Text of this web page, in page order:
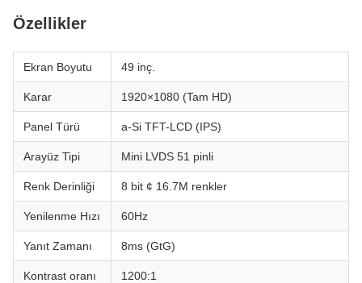
Özellikler
Ekran Boyutu 49 inç.
Karar 1920×1080 (Tam HD)
Panel Türü a-Si TFT-LCD (IPS)
Arayüz Tipi Mini LVDS 51 pinli
Renk Derinliği 8 bit ¢ 16.7M renkler
Yenilenme Hızı 60Hz
Yanıt Zamanı 8ms (GtG)
Kontrast oranı 1200:1